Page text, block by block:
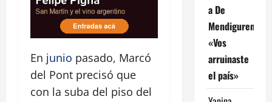
En junio pasado, Marcó
del Pont precisó que
con la suba del piso del
a De
Mendiguren:
«Vos
arruinaste
el país»